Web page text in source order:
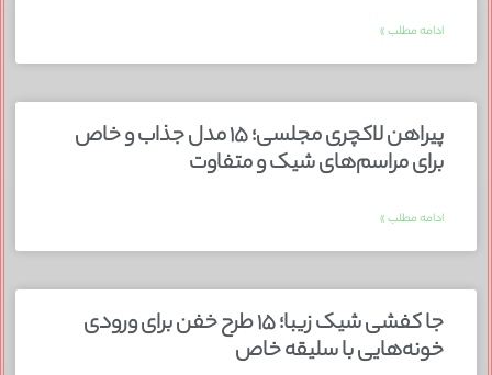
ادامه مطلب »
پیراهن لاکچری مجلسی؛ ۱۵ مدل جذاب و خاص
برای مراسم‌های شیک و متفاوت
ادامه مطلب »
جا کفشی شیک زیبا؛ ۱۵ طرح خفن برای ورودی
خونه‌هایی با سلیقه خاص